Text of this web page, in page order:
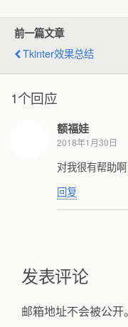
前一篇文章
Tkinter效果总结
1个回应
额福娃
2018年1月30日
对我很有帮助啊
回复
发表评论
邮箱地址不会被公开。